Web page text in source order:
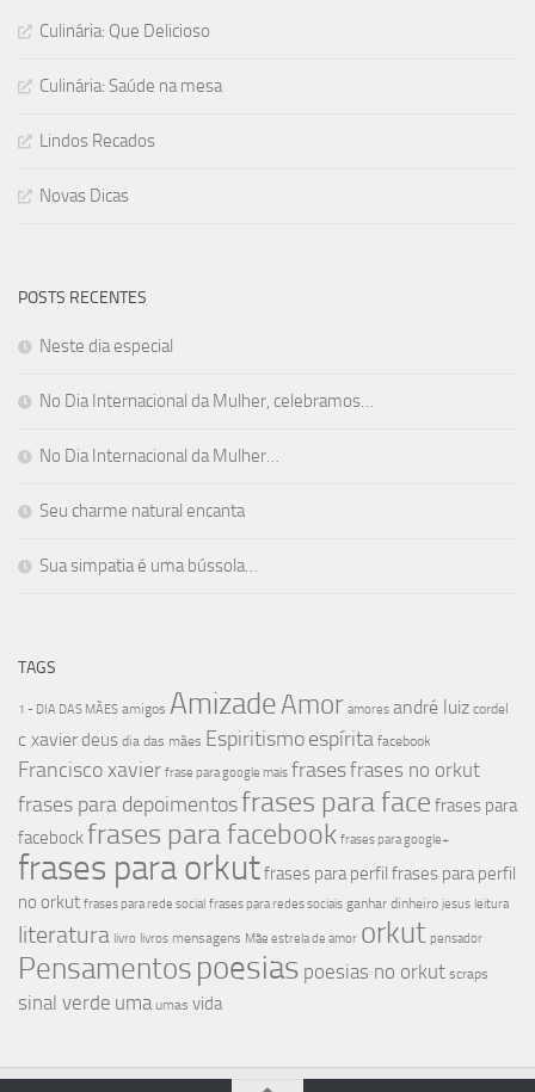
Culinária: Que Delicioso
Culinária: Saúde na mesa
Lindos Recados
Novas Dicas
POSTS RECENTES
Neste dia especial
No Dia Internacional da Mulher, celebramos…
No Dia Internacional da Mulher…
Seu charme natural encanta
Sua simpatia é uma bússola…
TAGS
1 - DIA DAS MÃES amigos AmizadeAmor amores andré luiz cordel
c xavier deus dia das mães Espiritismoespírita facebook
Francisco xavier frase para google mais frasesfrases no orkut
frases para depoimentosfrases para face frases para
facebockfrases para facebook frases para google+
frases para orkutfrases para perfil frases para perfil
no orkut frases para rede social frases para redes sociais ganhar dinheiro jesus leitura
literatura livro livros mensagens Mãe estrela de amor orkut pensador
Pensamentospoesias poesias no orkut scraps
sinal verde uma umas vida